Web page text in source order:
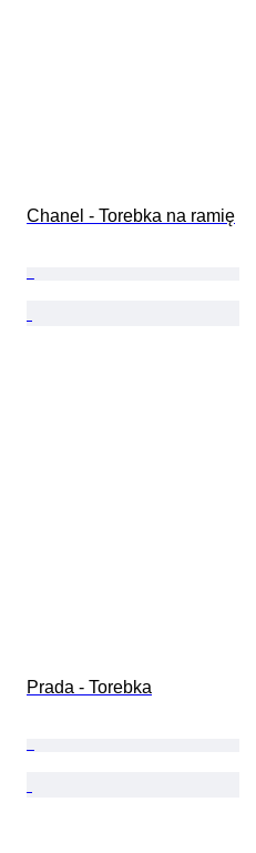
Chanel - Torebka na ramię
Prada - Torebka